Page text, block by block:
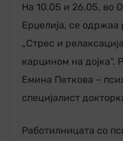
На 10.05 и 26.05, во
Ерџелија, се
„Стрес и
карцином на дојка“.
Емина Петкова –
специјалист
Работилницата со